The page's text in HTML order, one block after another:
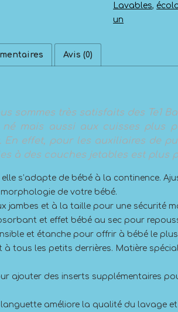
Lavables,
un
Avis (0)
sommes très satisfaits des Te1
mais aussi aux cuisses plus
effet, pour les auxiliaires de
à des couches jetables est plus
elle s’adapte de bébé à la continence.
de votre bébé.
jambes et à la taille pour une sécurité
et effet bébé au sec pour
et étanche pour offrir à bébé le
tous les petits derrières. Matière
ajouter des inserts supplémentaires
améliore la qualité du lavage